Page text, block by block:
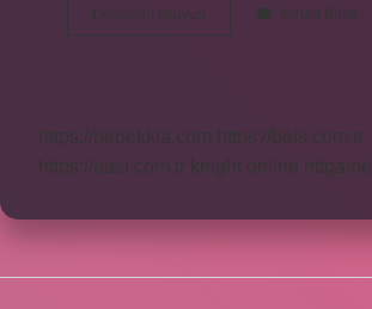
Devamını okuyun
Bağcıkları
Yorum Bırak
https://bebekkia.com
https://beis.com.tr
https://basi.com.tr
knight online nttgame